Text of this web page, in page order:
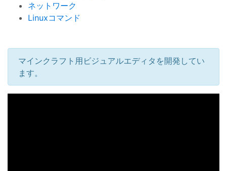
ネットワーク
Linuxコマンド
マインクラフト用ビジュアルエディタを開発してい
ます。